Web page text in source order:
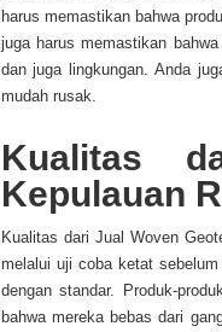
harus memastikan bahwa
juga harus memastikan
dan juga lingkungan. Anda
mudah rusak.
Kualitas
Kepulauan
Kualitas dari Jual Woven
melalui uji coba ketat
dengan standar. Produk-
bahwa mereka bebas dari